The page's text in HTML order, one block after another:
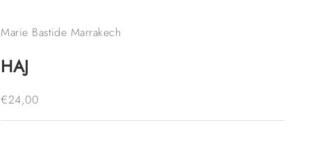
Marie Bastide Marrakech
HAJ
Prix de vente
€24,00